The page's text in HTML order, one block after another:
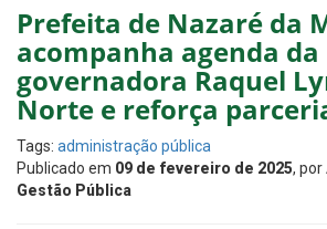
Prefeita de Nazaré da
acompanha agenda da
governadora Raquel
Norte e reforça
Tags: administração pública
Publicado em 09 de fevereiro de 2025, por
Gestão Pública